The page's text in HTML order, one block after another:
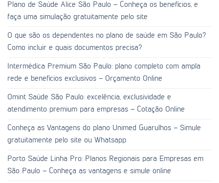
Plano de Saúde Alice São Paulo – Conheça os benefícios, e
faça uma simulação gratuitamente pelo site
O que são os dependentes no plano de saúde em São Paulo?
Como incluir e quais documentos precisa?
Intermédica Premium São Paulo: plano completo com ampla
rede e benefícios exclusivos – Orçamento Online
Omint Saúde São Paulo: excelência, exclusividade e
atendimento premium para empresas – Cotação Online
Conheça as Vantagens do plano Unimed Guarulhos – Simule
gratuitamente pelo site ou Whatsapp
Porto Saúde Linha Pro: Planos Regionais para Empresas em
São Paulo – Conheça as vantagens e simule online